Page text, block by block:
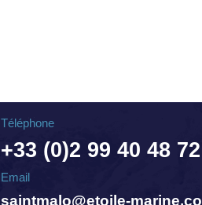
Téléphone
+33 (0)2 99 40 48 72
Email
saintmalo@etoile-